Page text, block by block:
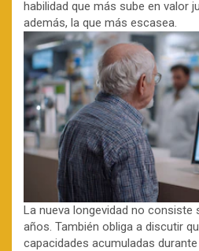
habilidad que más sube en valor
además, la que más escasea.
La nueva longevidad no consiste
años. También obliga a discutir
capacidades acumuladas